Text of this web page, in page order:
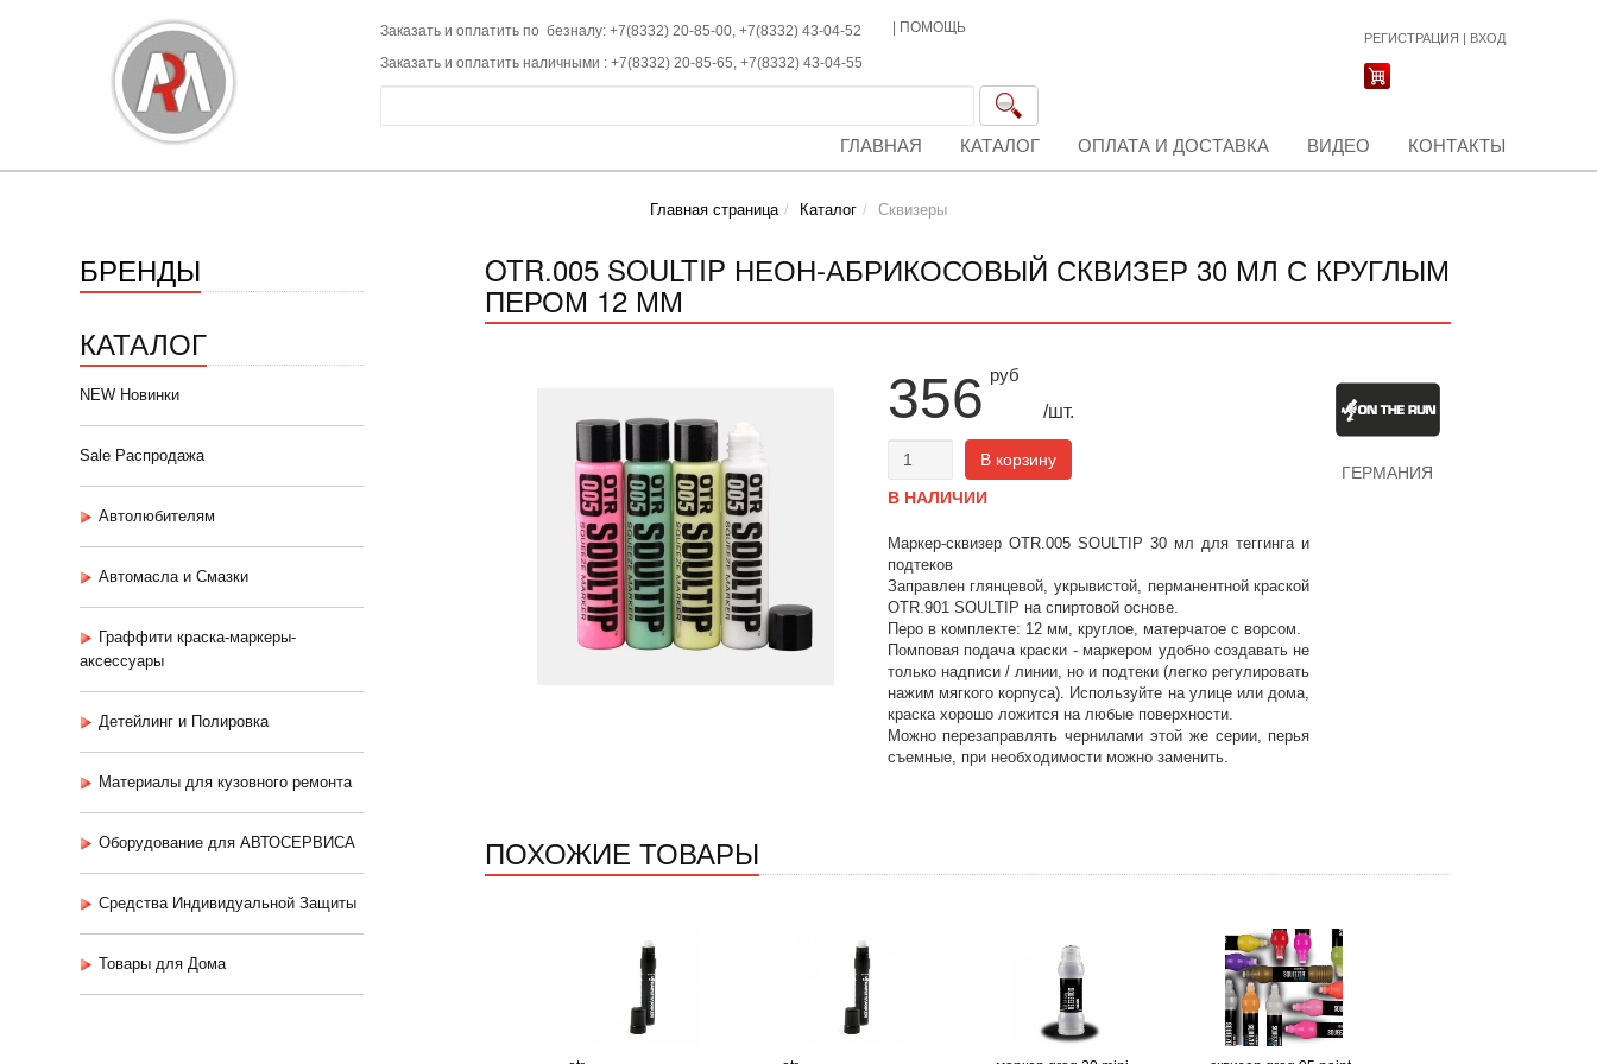
Заказать и оплатить по безналу: +7(8332) 20-85-00, +7(8332) 43-04-52
Заказать и оплатить наличными : +7(8332) 20-85-65, +7(8332) 43-04-55
ПОМОЩЬ
РЕГИСТРАЦИЯ | ВХОД
ГЛАВНАЯ КАТАЛОГ ОПЛАТА И ДОСТАВКА ВИДЕО КОНТАКТЫ
Главная страница Каталог Сквизеры
БРЕНДЫ
КАТАЛОГ
NEW Новинки
Sale Распродажа
Автолюбителям
Автомасла и Смазки
Граффити краска-маркеры-
аксессуары
Детейлинг и Полировка
Материалы для кузовного ремонта
Оборудование для АВТОСЕРВИСА
Средства Индивидуальной Защиты
Товары для Дома
OTR.005 SOULTIP НЕОН-АБРИКОСОВЫЙ СКВИЗЕР 30 МЛ С КРУГЛЫМ
ПЕРОМ 12 ММ
356 руб
/шт.
В корзину
В НАЛИЧИИ
Маркер-сквизер OTR.005 SOULTIP 30 мл для теггинга и
подтеков
Заправлен глянцевой, укрывистой, перманентной краской
OTR.901 SOULTIP на спиртовой основе.
Перо в комплекте: 12 мм, круглое, матерчатое с ворсом.
Помповая подача краски - маркером удобно создавать не
только надписи / линии, но и подтеки (легко регулировать
нажим мягкого корпуса). Используйте на улице или дома,
краска хорошо ложится на любые поверхности.
Можно перезаправлять чернилами этой же серии, перья
съемные, при необходимости можно заменить.
ГЕРМАНИЯ
ПОХОЖИЕ ТОВАРЫ